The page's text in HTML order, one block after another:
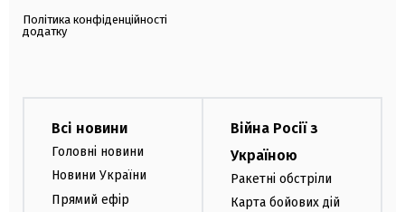
Політика конфіденційності
додатку
Всі новини
Головні новини
Новини України
Прямий ефір
Війна Росії з
Україною
Ракетні обстріли
Карта бойових дій